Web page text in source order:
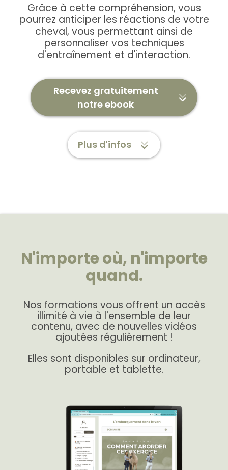
Grâce à cette compréhension, vous
pourrez anticiper les réactions de votre
cheval, vous permettant ainsi de
personnaliser vos techniques
d'entraînement et d'interaction.
Recevez gratuitement
notre ebook
Plus d'infos
N'importe où, n'importe
quand.
Nos formations vous offrent un accès
illimité à vie à l'ensemble de leur
contenu, avec de nouvelles vidéos
ajoutées régulièrement !
Elles sont disponibles sur ordinateur,
portable et tablette.